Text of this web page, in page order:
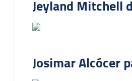
Jeyland Mitchell
Josimar Alcócer